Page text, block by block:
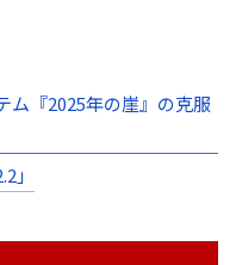
ム『2025年の崖』の克服
」